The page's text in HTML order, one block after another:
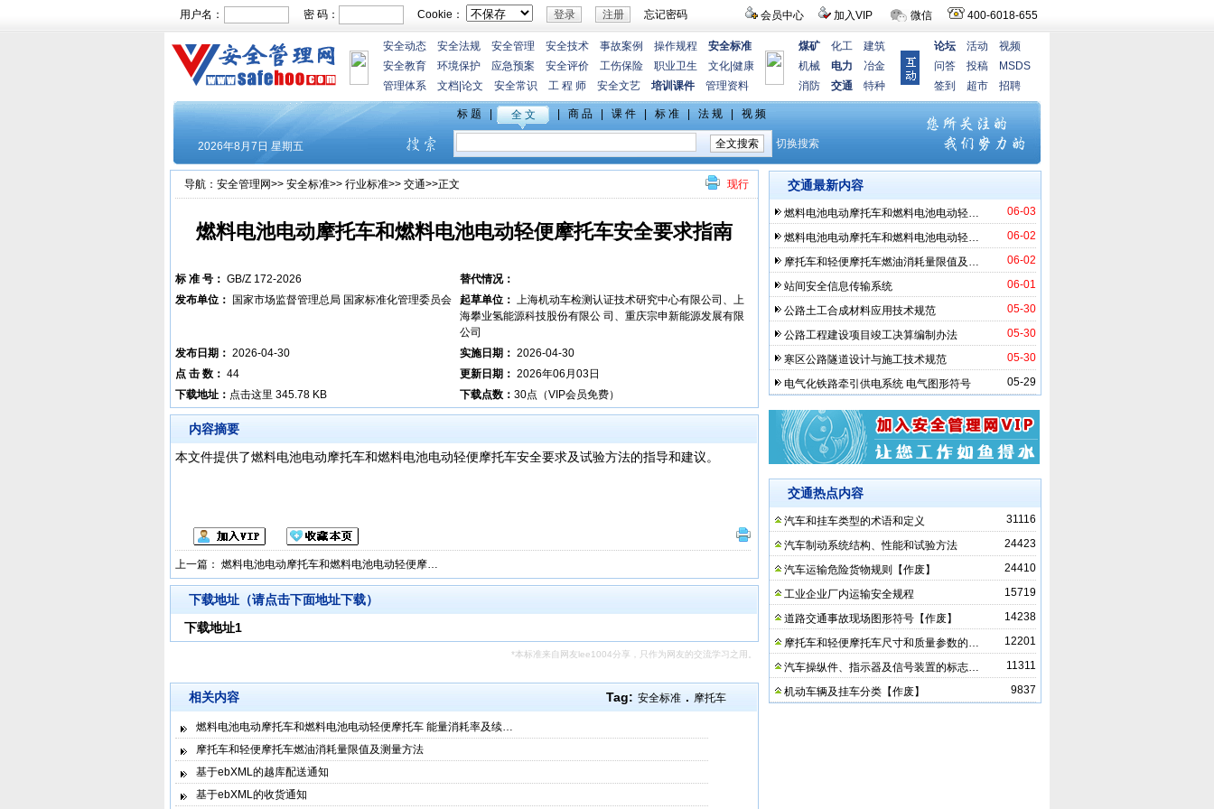
会员中心 加入VIP 微信 400-6018-655
用户名： 密 码： Cookie： 忘记密码
安全动态 安全法规 安全管理 安全技术 事故案例 操作规程
安全标准
安全教育
环境保护 应急预案 安全评价 工伤保险 职业卫生 文化 健康
管理体系
文档 论文 安全常识 工 程 师 安全文艺 培训课件 管理资料
煤矿 化工
建筑
机械
电力
冶金
消防
交通 特种
论坛 活动
视频
问答
投稿
MSDS
签到
超市 招聘
现行
导航： 安全管理网>> 安全标准>> 行业标准>> 交通>>正文
燃料电池电动摩托车和燃料电池电动轻便摩托车安全要求指南
标 准 号： GB/Z 172-2026
替代情况：
发布单位： 国家市场监督管理总局 国家标准化管理委员会 起草单位：
上海机动车检测认证技术研究中心有限公司、上
海攀业氢能源科技股份有限公 司、重庆宗申新能源发展有限
公司
发布日期： 2026-04-30 实施日期： 2026-04-30
点 击 数： 44 更新日期： 2026年06月03日
下载地址： 点击这里 345.78 KB 下载点数： 30点（VIP会员免费）
内容摘要
本文件提供了燃料电池电动摩托车和燃料电池电动轻便摩托车安全要求及试验方法的指导和建议。
上一篇： 燃料电池电动摩托车和燃料电池电动轻便摩…
下载地址（请点击下面地址下载）
下载地址1
*本标准来自网友lee1004分享，只作为网友的交流学习之用。
Tag: 安全标准 . 摩托车
相关内容
燃料电池电动摩托车和燃料电池电动轻便摩托车 能量消耗率及续…
摩托车和轻便摩托车燃油消耗量限值及测量方法
基于ebXML的越库配送通知
基于ebXML的收货通知
交通最新内容
06-03
燃料电池电动摩托车和燃料电池电动轻…
06-02
燃料电池电动摩托车和燃料电池电动轻…
06-02
摩托车和轻便摩托车燃油消耗量限值及…
06-01
站间安全信息传输系统
05-30
公路土工合成材料应用技术规范
05-30
公路工程建设项目竣工决算编制办法
05-30
寒区公路隧道设计与施工技术规范
05-29
电气化铁路牵引供电系统 电气图形符号
交通热点内容
31116
汽车和挂车类型的术语和定义
24423
汽车制动系统结构、性能和试验方法
24410
汽车运输危险货物规则【作废】
15719
工业企业厂内运输安全规程
14238
道路交通事故现场图形符号【作废】
12201
摩托车和轻便摩托车尺寸和质量参数的…
11311
汽车操纵件、指示器及信号装置的标志…
9837
机动车辆及挂车分类【作废】